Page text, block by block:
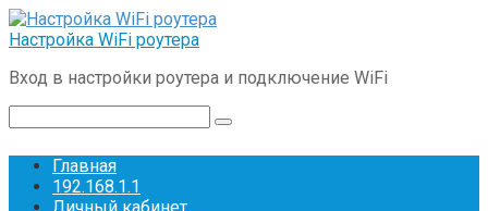
Перейти
к
Настройка WiFi роутера
Вход в настройки роутера и подключение WiFi
Главная
192.168.1.1